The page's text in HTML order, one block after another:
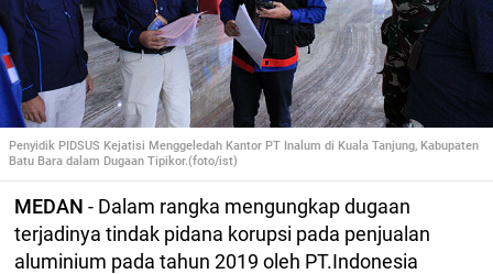
Penyidik PIDSUS Kejatisi Menggeledah Kantor PT Inalum di Kuala Tanjung, Kabupaten
Batu Bara dalam Dugaan Tipikor.(foto/ist)
MEDAN - Dalam rangka mengungkap dugaan
terjadinya tindak pidana korupsi pada penjualan
aluminium pada tahun 2019 oleh PT.Indonesia